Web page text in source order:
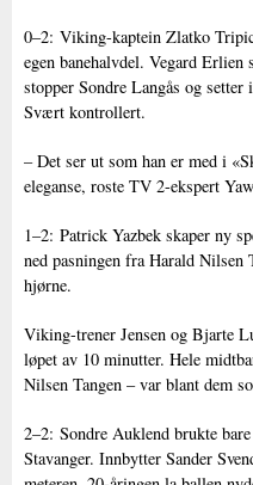
0–2: Viking-kaptein Zlatko
egen banehalvdel. Vegard
stopper Sondre Langås og
Svært kontrollert.
– Det ser ut som han er med i
eleganse, roste TV 2-ekspert
1–2: Patrick Yazbek skaper ny
ned pasningen fra Harald Nilsen
hjørne.
Viking-trener Jensen og Bjarte
løpet av 10 minutter. Hele
Nilsen Tangen – var blant dem
2–2: Sondre Auklend brukte
Stavanger. Innbytter Sander